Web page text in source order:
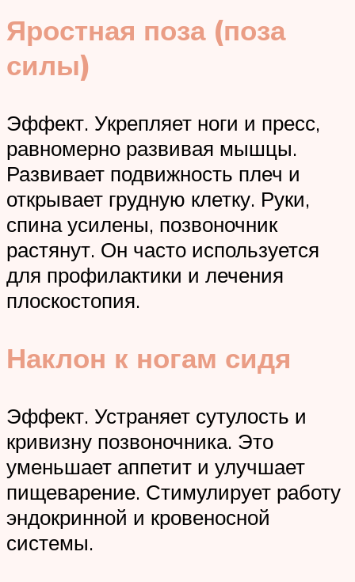
Яростная поза (поза
силы)
Эффект. Укрепляет ноги и пресс,
равномерно развивая мышцы.
Развивает подвижность плеч и
открывает грудную клетку. Руки,
спина усилены, позвоночник
растянут. Он часто используется
для профилактики и лечения
плоскостопия.
Наклон к ногам сидя
Эффект. Устраняет сутулость и
кривизну позвоночника. Это
уменьшает аппетит и улучшает
пищеварение. Стимулирует работу
эндокринной и кровеносной
системы.